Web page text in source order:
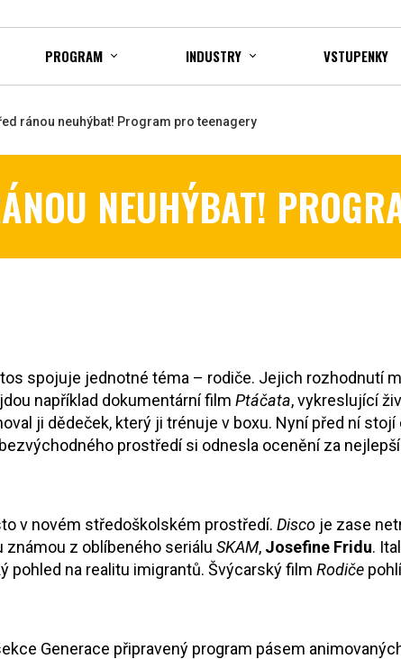
PROGRAM INDUSTRY VSTUPENKY
ránou neuhýbat! Program pro teenagery
NEUHÝBAT!
spojuje jednotné téma – rodiče. Jejich rozhodnutí
například dokumentární film Ptáčata, vykreslující
ji dědeček, který ji trénuje v boxu. Nyní před ní
prostředí si odnesla ocenění za
v novém středoškolském prostředí. Disco je zase
z oblíbeného seriálu SKAM, Josefine Fridu.
pohled na realitu imigrantů. Švýcarský film Rodiče
Generace připravený program pásem